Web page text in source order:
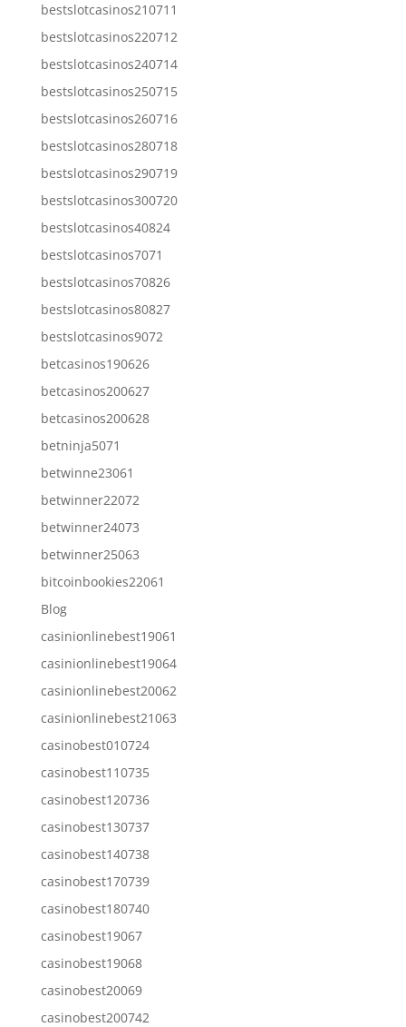
bestslotcasinos210711
bestslotcasinos220712
bestslotcasinos240714
bestslotcasinos250715
bestslotcasinos260716
bestslotcasinos280718
bestslotcasinos290719
bestslotcasinos300720
bestslotcasinos40824
bestslotcasinos7071
bestslotcasinos70826
bestslotcasinos80827
bestslotcasinos9072
betcasinos190626
betcasinos200627
betcasinos200628
betninja5071
betwinne23061
betwinner22072
betwinner24073
betwinner25063
bitcoinbookies22061
Blog
casinionlinebest19061
casinionlinebest19064
casinionlinebest20062
casinionlinebest21063
casinobest010724
casinobest110735
casinobest120736
casinobest130737
casinobest140738
casinobest170739
casinobest180740
casinobest19067
casinobest19068
casinobest20069
casinobest200742